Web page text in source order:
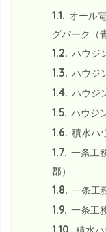
1.1. オール
グパーク（
1.2. ハウジ
1.3. ハウジ
1.4. ハウジ
1.5. ハウジ
1.6. 積水ハ
1.7. 一条工
郡）
1.8. 一条工
1.9. 一条工